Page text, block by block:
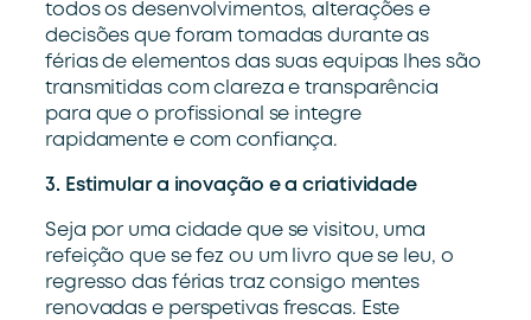
todos os desenvolvimentos, alterações e
decisões que foram tomadas durante as
férias de elementos das suas equipas lhes são
transmitidas com clareza e transparência
para que o profissional se integre
rapidamente e com confiança.
3. Estimular a inovação e a criatividade
Seja por uma cidade que se visitou, uma
refeição que se fez ou um livro que se leu, o
regresso das férias traz consigo mentes
renovadas e perspetivas frescas. Este